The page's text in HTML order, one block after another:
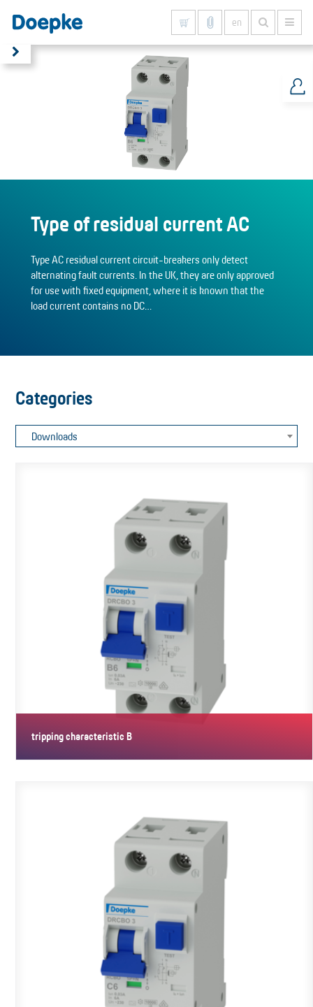
en
Type of residual current AC
Type AC residual current circuit-breakers only detect
alternating fault currents. In the UK, they are only approved
for use with fixed equipment, where it is known that the
load current contains no DC…
Categories
Downloads
tripping characteristic B
With tripping characteristic B, these circuit-breakers ensure